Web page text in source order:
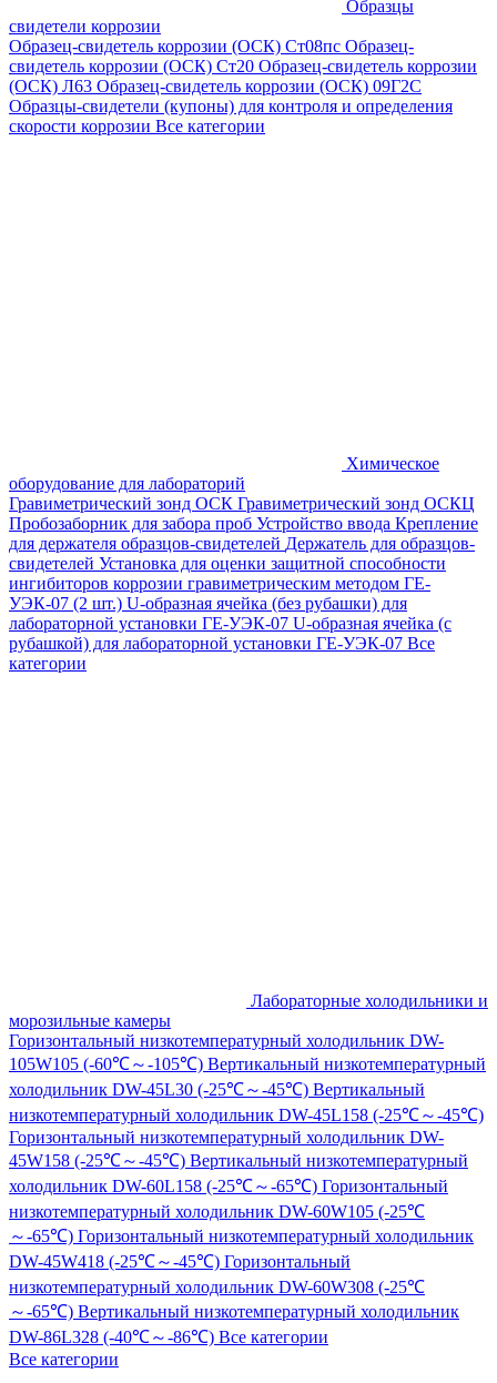
Образцы
свидетели коррозии
Образец-свидетель коррозии (ОСК) Ст08пс Образец-
свидетель коррозии (ОСК) Ст20 Образец-свидетель коррозии
(ОСК) Л63 Образец-свидетель коррозии (ОСК) 09Г2С
Образцы-свидетели (купоны) для контроля и определения
скорости коррозии Все категории
Химическое
оборудование для лабораторий
Гравиметрический зонд ОСК Гравиметрический зонд ОСКЦ
Пробозаборник для забора проб Устройство ввода Крепление
для держателя образцов-свидетелей Держатель для образцов-
свидетелей Установка для оценки защитной способности
ингибиторов коррозии гравиметрическим методом ГЕ-
УЭК-07 (2 шт.) U-образная ячейка (без рубашки) для
лабораторной установки ГЕ-УЭК-07 U-образная ячейка (с
рубашкой) для лабораторной установки ГЕ-УЭК-07 Все
категории
Лабораторные холодильники и
морозильные камеры
Горизонтальный низкотемпературный холодильник DW-
105W105 (-60℃～-105℃) Вертикальный низкотемпературный
холодильник DW-45L30 (-25℃～-45℃) Вертикальный
низкотемпературный холодильник DW-45L158 (-25℃～-45℃)
Горизонтальный низкотемпературный холодильник DW-
45W158 (-25℃～-45℃) Вертикальный низкотемпературный
холодильник DW-60L158 (-25℃～-65℃) Горизонтальный
низкотемпературный холодильник DW-60W105 (-25℃
～-65℃) Горизонтальный низкотемпературный холодильник
DW-45W418 (-25℃～-45℃) Горизонтальный
низкотемпературный холодильник DW-60W308 (-25℃
～-65℃) Вертикальный низкотемпературный холодильник
DW-86L328 (-40℃～-86℃) Все категории
Все категории